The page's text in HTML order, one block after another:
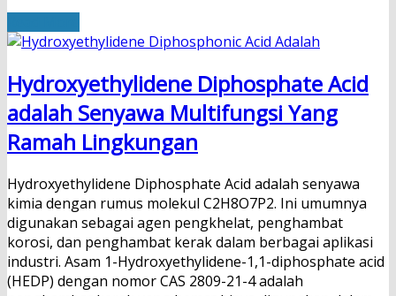
Hydroxyethylidene Diphosphate Acid
adalah Senyawa Multifungsi Yang
Ramah Lingkungan
Hydroxyethylidene Diphosphate Acid adalah senyawa
kimia dengan rumus molekul C2H8O7P2. Ini umumnya
digunakan sebagai agen pengkhelat, penghambat
korosi, dan penghambat kerak dalam berbagai aplikasi
industri. Asam 1-Hydroxyethylidene-1,1-diphosphate acid
(HEDP) dengan nomor CAS 2809-21-4​ adalah